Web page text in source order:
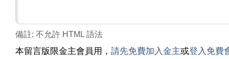
備註: 不允許 HTML 語法
本留言版限金主會員用， 請先免費加入金主或登入免費